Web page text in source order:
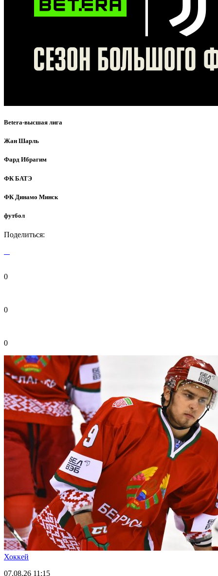
Betera-высшая лига
Жан Шарль
Фард Ибрагим
ФК БАТЭ
ФК Динамо Минск
футбол
Поделиться:
0
0
0
Хоккей
07.08.26 11:15